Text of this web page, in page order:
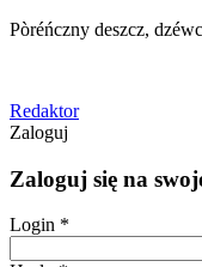
Pòréńczny deszcz,
Redaktor
Zaloguj
Zaloguj się na
Login *